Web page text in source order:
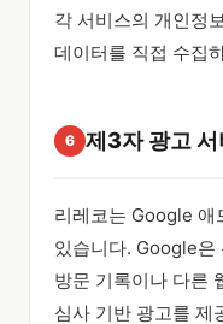
각 서비스의 개인정
데이터를 직접 수집
6 제3자 광고 서
리레코는 Google 애
있습니다. Google은
방문 기록이나 다른
심사 기반 광고를 제